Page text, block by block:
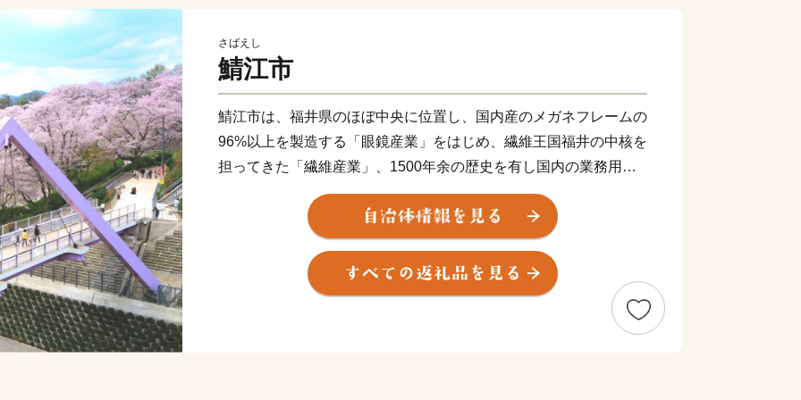
さばえし
鯖江市
鯖江市は、福井県のほぼ中央に位置し、国内産のメガネフレームの
96%以上を製造する「眼鏡産業」をはじめ、繊維王国福井の中核を
担ってきた「繊維産業」、1500年余の歴史を有し国内の業務用漆
器の8割を占める「漆器産業」、そして、近年はIT産業など、産業
が集積した「ものづくりのまち」です。
近年では長年のメガネ製造で培った金属加工技術を生かし、医療や
スマートグラス等の分野にも進出しています。王山古墳をはじめ、
古墳の多い古代ロマンのまちであり、近松門左衛門が幼少期を過ご
した地域には当時をしのぶ街並みが残っています。また、豊かな自